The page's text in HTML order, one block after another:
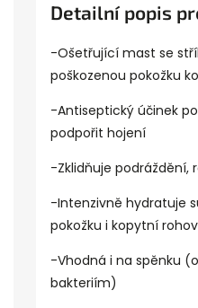
Detailní popis
-Ošetřující mast se
poškozenou pokožku
-Antiseptický účinek
podpořit hojení
-Zklidňuje podráždění,
-Intenzivně hydratuje
pokožku i kopytní
-Vhodná i na spěnku
bakteriím)